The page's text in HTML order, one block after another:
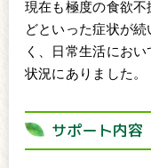
現在も極度の食欲
どといった症状が
く、日常生活にお
状況にありました。
サポート内容